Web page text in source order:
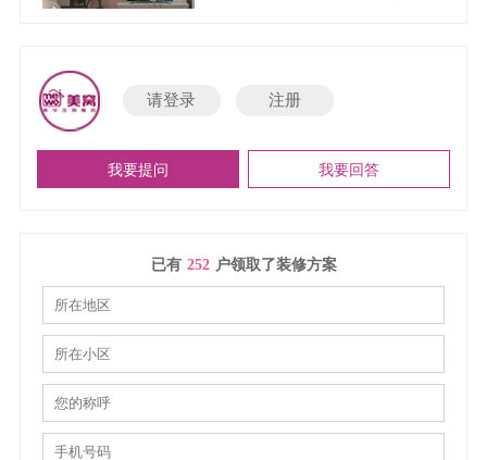
装修设计哪家好？呼市装修设计推
些判断装修公司口碑好与坏的方
请登录 注册
我要提问 我要回答
已有 252 户领取了装修方案